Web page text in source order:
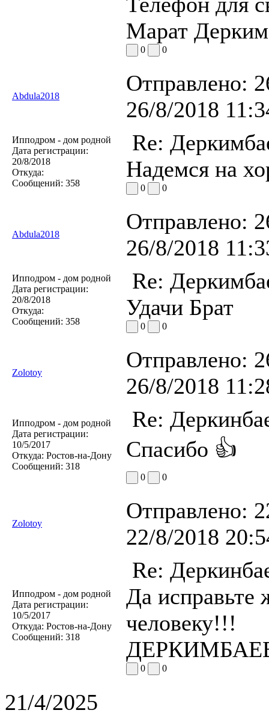
Марат
0 0
Abdula2018
Отправлено:
26/8/2018
Ипподром - дом родной
Дата регистрации:
20/8/2018
Откуда:
Сообщений: 358
Re:
Надемся на
0 0
Abdula2018
Отправлено:
26/8/2018
Ипподром - дом родной
Дата регистрации:
20/8/2018
Откуда:
Сообщений: 358
Re:
Удачи Брат
0 0
Zolotoy
Отправлено:
26/8/2018
Ипподром - дом родной
Дата регистрации:
10/5/2017
Откуда: Ростов-на-Дону
Сообщений: 318
Re:
Спасибо 👍
0 0
Zolotoy
Отправлено:
22/8/2018
Ипподром - дом родной
Дата регистрации:
10/5/2017
Откуда: Ростов-на-Дону
Сообщений: 318
Re:
Да исправьте
человеку!!!
0 0
21/4/2025